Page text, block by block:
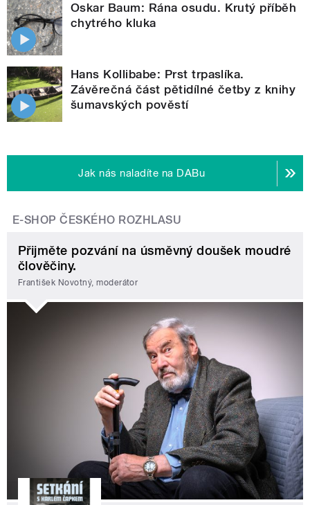
Oskar Baum: Rána osudu. Krutý příběh
chytrého kluka
Hans Kollibabe: Prst trpaslíka.
Závěrečná část pětidílné četby z knihy
šumavských pověstí
Jak nás naladíte na DABu
E-SHOP ČESKÉHO ROZHLASU
Přijměte pozvání na úsměvný doušek moudré
člověčiny.
František Novotný, moderátor